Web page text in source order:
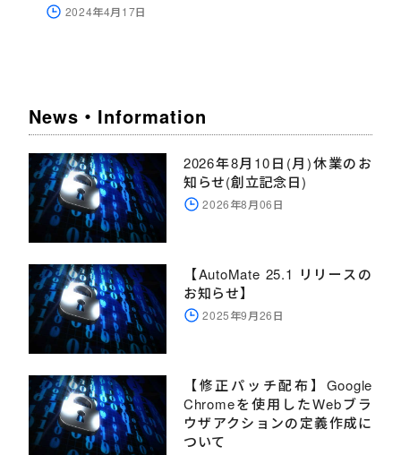
2024年4月17日
News・Information
2026年8月10日(月)休業のお
知らせ(創立記念日)
2026年8月06日
【AutoMate 25.1 リリースの
お知らせ】
2025年9月26日
【修正パッチ配布】Google
Chromeを使用したWebブラ
ウザアクションの定義作成に
ついて